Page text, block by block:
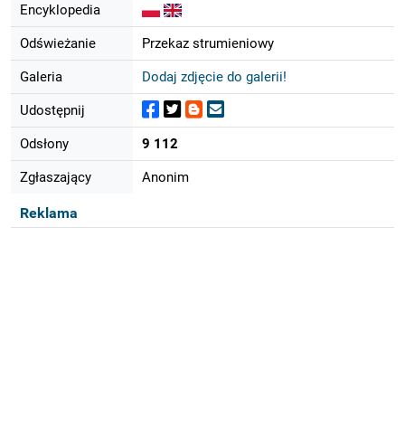
Encyklopedia
Odświeżanie Przekaz strumieniowy
Galeria Dodaj zdjęcie do galerii!
Udostępnij
Odsłony 9 112
Zgłaszający Anonim
Reklama